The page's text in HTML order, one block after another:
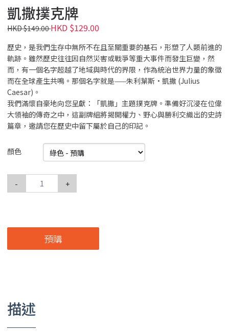
凱撒撲克牌
HKD $149.00HKD $129.00
歷史，是我們生存中無所不在且至關重要的基石，形塑了人類前進的
軌跡。雖然歷史往往因自然災害或戰爭等重大事件而發生巨變，然
而，有一個名字超越了地域與時代的界限，作為統治世界力量的象徵
而在全球產生共鳴。那個名字就是——朱利葉斯·凱撒 (Julius
Caesar)。
我們滿懷自豪地向您呈獻：「凱撒」主題撲克牌。準備好沉浸在位偉
大領袖的傳奇之中，這副牌組將揭開權力、野心與勝利交織出的史詩
篇章，邀請您在歷史中留下屬於自己的印記。
顏色
- +
預購
描述